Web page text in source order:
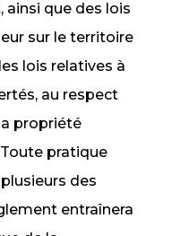
ainsi que des lois
sur le territoire
lois relatives à
au respect
propriété
pratique
des
entraînera